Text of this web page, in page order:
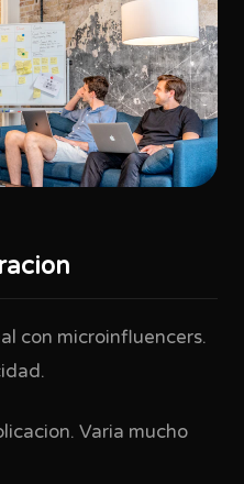
con microinfluencers.
Varia mucho